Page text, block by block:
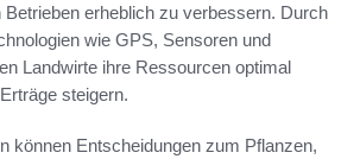
Betrieben erheblich zu verbessern. Durch
wie GPS, Sensoren und
Landwirte ihre Ressourcen optimal
steigern.
können Entscheidungen zum Pflanzen,